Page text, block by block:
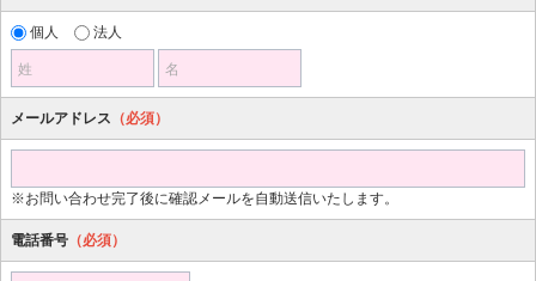
個人 法人
姓 名
メールアドレス （必須）
※お問い合わせ完了後に確認メールを自動送信いたします。
電話番号 （必須）